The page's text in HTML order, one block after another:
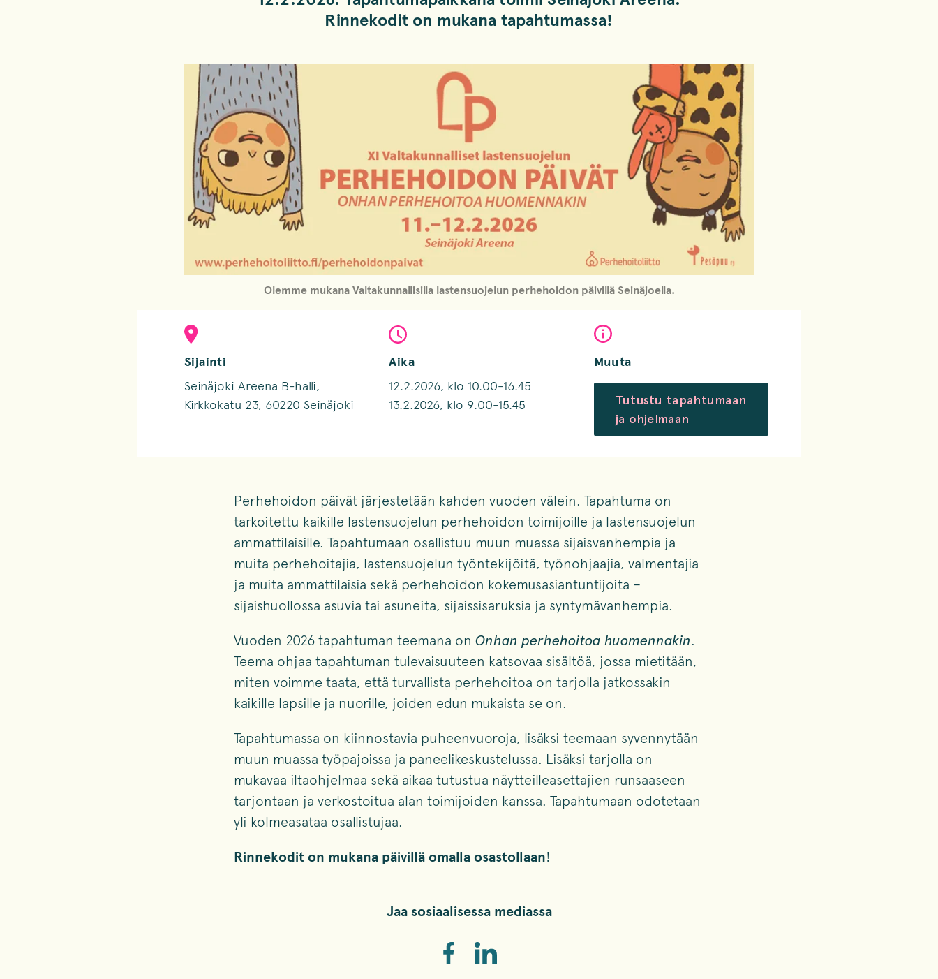
Rinnekodit on mukana tapahtumassa!
Olemme mukana Valtakunnallisilla lastensuojelun perhehoidon päivillä Seinäjoella.
Sijainti
Seinäjoki Areena B-​halli,
Kirkkokatu 23, 60220 Seinäjoki
Aika
12.2.2026, klo 10.00-16.45
13.2.2026, klo 9.00-15.45
Muuta
Tutustu tapahtumaan
ja ohjelmaan
Perhehoidon päivät järjestetään kahden vuoden välein. Tapahtuma on
tarkoitettu kaikille lastensuojelun perhehoidon toimijoille ja lastensuojelun
ammattilaisille. Tapahtumaan osallistuu muun muassa sijaisvanhempia ja
muita perhehoitajia, lastensuojelun työntekijöitä, työnohjaajia, valmentajia
ja muita ammattilaisia sekä perhehoidon kokemusasiantuntijoita –
sijaishuollossa asuvia tai asuneita, sijaissisaruksia ja syntymävanhempia.
Vuoden 2026 tapahtuman teemana on Onhan perhehoitoa huomennakin.
Teema ohjaa tapahtuman tulevaisuuteen katsovaa sisältöä, jossa mietitään,
miten voimme taata, että turvallista perhehoitoa on tarjolla jatkossakin
kaikille lapsille ja nuorille, joiden edun mukaista se on.
Tapahtumassa on kiinnostavia puheenvuoroja, lisäksi teemaan syvennytään
muun muassa työpajoissa ja paneelikeskustelussa. Lisäksi tarjolla on
mukavaa iltaohjelmaa sekä aikaa tutustua näytteilleasettajien runsaaseen
tarjontaan ja verkostoitua alan toimijoiden kanssa. Tapahtumaan odotetaan
yli kolmeasataa osallistujaa.
Rinnekodit on mukana päivillä omalla osastollaan!
Jaa sosiaalisessa mediassa